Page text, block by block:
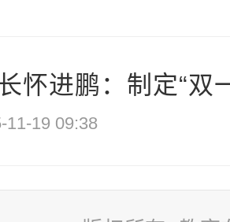
怀进鹏：制定“双
11-19 09:38